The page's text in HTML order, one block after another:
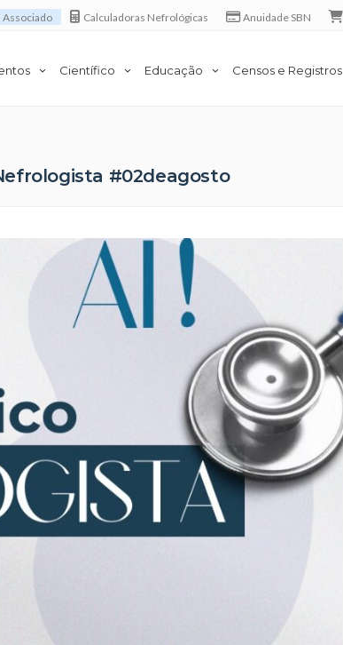
Associado Calculadoras Nefrológicas Anuidade SBN
Científico Educação Censos e Registros
#02deagosto